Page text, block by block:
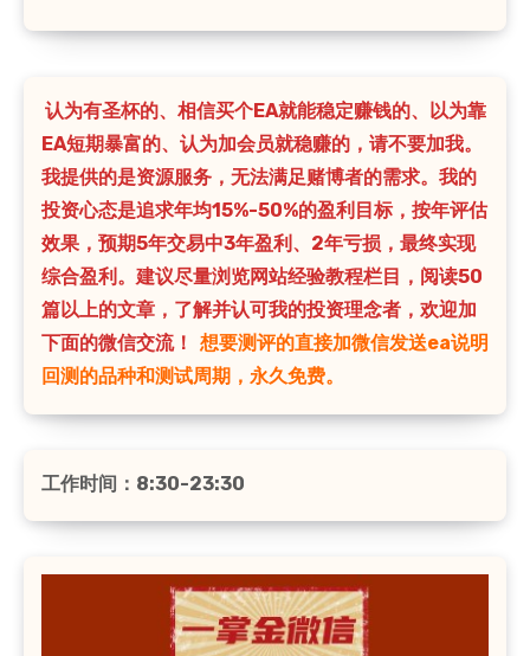
认为有圣杯的、相信买个EA就能稳定赚钱的、以为靠
EA短期暴富的、认为加会员就稳赚的，请不要加我。
我提供的是资源服务，无法满足赌博者的需求。我的
投资心态是追求年均15%-50%的盈利目标，按年评估
效果，预期5年交易中3年盈利、2年亏损，最终实现
综合盈利。建议尽量浏览网站经验教程栏目，阅读50
篇以上的文章，了解并认可我的投资理念者，欢迎加
下面的微信交流！
想要测评的直接加微信发送ea说明
回测的品种和测试周期，永久免费。
工作时间：8:30-23:30